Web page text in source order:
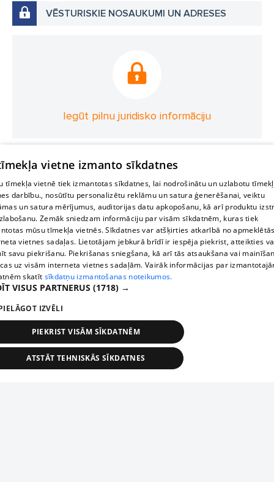
VĒSTURISKIE NOSAUKUMI UN ADRESES
Iegūt pilnu juridisko informāciju
vietne izmanto sīkdatnes
tīmekļa vietnē tiek izmantotas sīkdatnes, lai nodrošinātu un uzlabotu
darbību., nosūtītu personalizētu reklāmu un satura ģenerēšanai, veiktu
un satura mērījumus, auditorijas datu apkopošanu, kā arī produktu
Zemāk sniedzam informāciju par visām sīkdatnēm, kuras tiek
mūsu tīmekļa vietnēs. Sīkdatnes var atšķirties atkarībā no
vietnes sadaļas. Lietotājam jebkurā brīdī ir iespēja piekrist, atteikties
savu piekrišanu. Piekrišanas sniegšana, kā arī tās atsaukšana vai
uz visām interneta vietnes sadaļām. Vairāk informācijas par
skatīt sīkdatņu izmantošanas noteikumos.
VISUS PARTNERUS (1718) →
IZVĒLI
PIEKRIST VISĀM SĪKDATNĒM
ATSTĀT TEHNISKĀS SĪKDATNES